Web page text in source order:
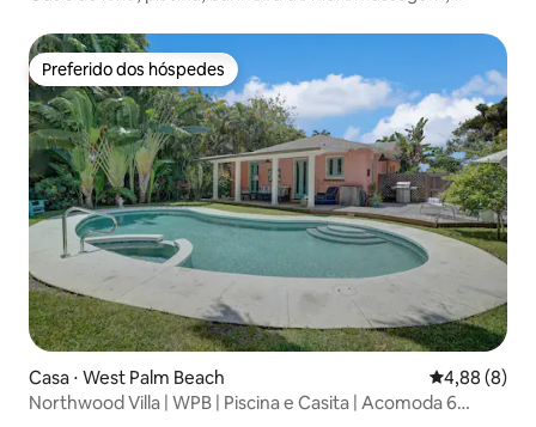
Preferido dos hóspedes
Preferido dos hóspedes
Casa ⋅ West Palm Beach 4,88 de uma
4,88 (8)
Northwood Villa | WPB | Piscina e Casita | Acomoda 6